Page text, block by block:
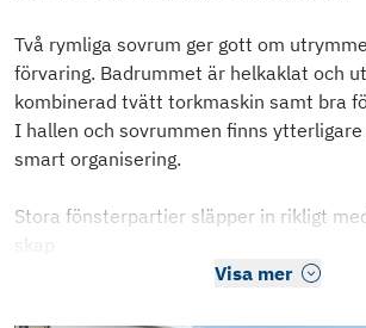
Två rymliga sovrum ger gott om
förvaring. Badrummet är helkaklat och
kombinerad tvätt torkmaskin samt bra
I hallen och sovrummen finns
smart organisering.
Stora fönsterpartier släpper in rikligt
Visa mer